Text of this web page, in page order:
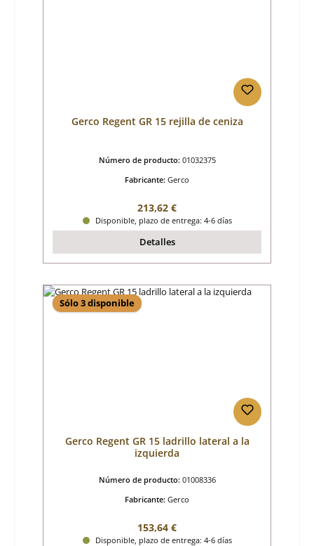
Gerco Regent GR 15 rejilla de ceniza
Número de producto: 01032375
Fabricante: Gerco
Precio normal:
213,62 €
Disponible, plazo de entrega: 4-6 días
Detalles
Sólo 3 disponible
Gerco Regent GR 15 ladrillo lateral a la
izquierda
Número de producto: 01008336
Fabricante: Gerco
Precio normal:
153,64 €
Disponible, plazo de entrega: 4-6 días